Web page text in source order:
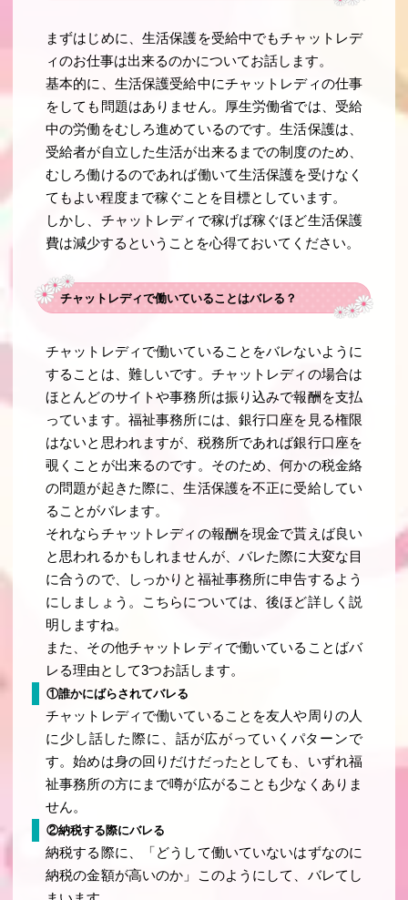
まずはじめに、生活保護を受給中でもチャットレデ
ィのお仕事は出来るのかについてお話します。
基本的に、生活保護受給中にチャットレディの仕事
をしても問題はありません。厚生労働省では、受給
中の労働をむしろ進めているのです。生活保護は、
受給者が自立した生活が出来るまでの制度のため、
むしろ働けるのであれば働いて生活保護を受けなく
てもよい程度まで稼ぐことを目標としています。
しかし、チャットレディで稼げば稼ぐほど生活保護
費は減少するということを心得ておいてください。
チャットレディで働いていることはバレる？
チャットレディで働いていることをバレないように
することは、難しいです。チャットレディの場合は
ほとんどのサイトや事務所は振り込みで報酬を支払
っています。福祉事務所には、銀行口座を見る権限
はないと思われますが、税務所であれば銀行口座を
覗くことが出来るのです。そのため、何かの税金絡
の問題が起きた際に、生活保護を不正に受給してい
ることがバレます。
それならチャットレディの報酬を現金で貰えば良い
と思われるかもしれませんが、バレた際に大変な目
に合うので、しっかりと福祉事務所に申告するよう
にしましょう。こちらについては、後ほど詳しく説
明しますね。
また、その他チャットレディで働いていることばバ
レる理由として3つお話します。
①誰かにばらされてバレる
チャットレディで働いていることを友人や周りの人
に少し話した際に、話が広がっていくパターンで
す。始めは身の回りだけだったとしても、いずれ福
祉事務所の方にまで噂が広がることも少なくありま
せん。
②納税する際にバレる
納税する際に、「どうして働いていないはずなのに
納税の金額が高いのか」このようにして、バレてし